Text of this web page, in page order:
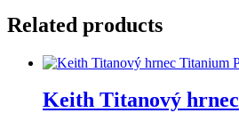
Related products
Keith Titanový